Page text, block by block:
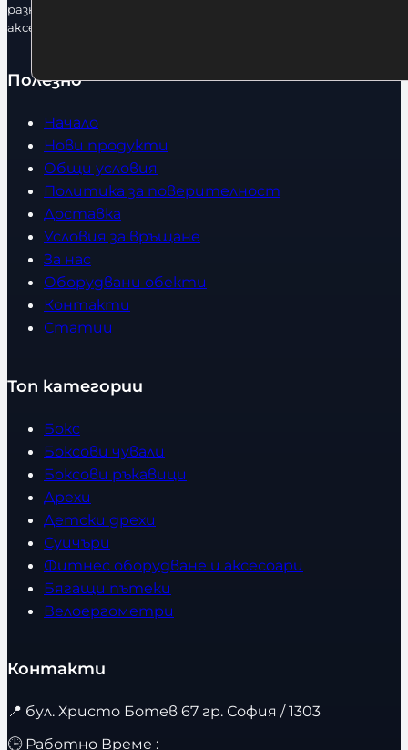
разнообразие от бойна екипировка, фитнес уреди и
аксесоари.
Полезно
Начало
Нови продукти
Общи условия
Политика за поверителност
Доставка
Условия за връщане
За нас
Оборудвани обекти
Контакти
Статии
Топ категории
Бокс
Боксови чували
Боксови ръкавици
Дрехи
Детски дрехи
Суичъри
Фитнес оборудване и аксесоари
Бягащи пътеки
Велоергометри
Контакти
📍 бул. Христо Ботев 67 гр. София / 1303
🕒 Работно Време :